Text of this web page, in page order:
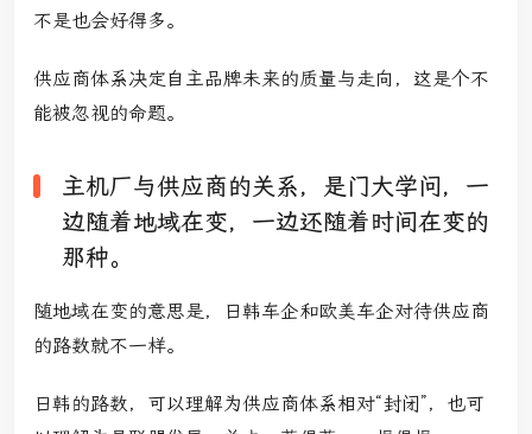
不是也会好得多。
供应商体系决定自主品牌未来的质量与走向，这是个不
能被忽视的命题。
主机厂与供应商的关系，是门大学问，一
边随着地域在变，一边还随着时间在变的
那种。
随地域在变的意思是，日韩车企和欧美车企对待供应商
的路数就不一样。
日韩的路数，可以理解为供应商体系相对“封闭”，也可